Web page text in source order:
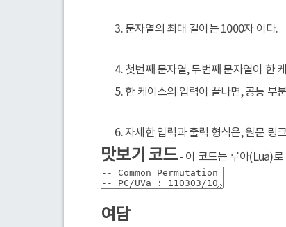
문자열의 최대 길이는 1000자 이다.
첫번째 문자열, 두번째 문자열이 한
한 케이스의 입력이 끝나면, 공통 부
자세한 입력과 출력 형식은, 원문 링
맛보기 코드- 이 코드는 루아(Lua)로
여담